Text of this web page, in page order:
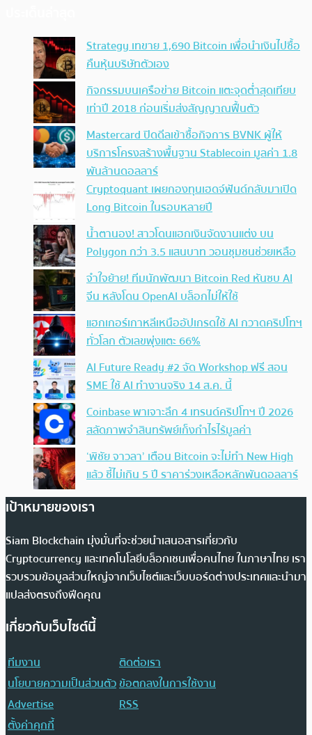
Strategy เทขาย 1,690 Bitcoin เพื่อนำเงินไปซื้อ
คืนหุ้นบริษัทตัวเอง
กิจกรรมบนเครือข่าย Bitcoin แตะจุดต่ำสุดเทียบ
เท่าปี 2018 ก่อนเริ่มส่งสัญญาณฟื้นตัว
Mastercard ปิดดีลเข้าซื้อกิจการ BVNK ผู้ให้
บริการโครงสร้างพื้นฐาน Stablecoin มูลค่า 1.8
พันล้านดอลลาร์
Cryptoquant เผยกองทุนเฮดจ์ฟันด์กลับมาเปิด
Long Bitcoin ในรอบหลายปี
น้ำตานอง! สาวโดนแฮกเงินจัดงานแต่ง บน
Polygon กว่า 3.5 แสนบาท วอนชุมชนช่วยเหลือ
จำใจย้าย! ทีมนักพัฒนา Bitcoin Red หันซบ AI
จีน หลังโดน OpenAI บล็อกไม่ให้ใช้
แฮกเกอร์เกาหลีเหนืออัปเกรดใช้ AI กวาดคริปโทฯ
ทั่วโลก ตัวเลขพุ่งแตะ 66%
AI Future Ready #2 จัด Workshop ฟรี สอน
SME ใช้ AI ทำงานจริง 14 ส.ค. นี้
Coinbase พาเจาะลึก 4 เทรนด์คริปโทฯ ปี 2026
สลัดภาพจำสินทรัพย์เก็งกำไรไร้มูลค่า
‘พิชัย จาวลา’ เตือน Bitcoin จะไม่ทำ New High
แล้ว ชี้ไม่เกิน 5 ปี ราคาร่วงเหลือหลักพันดอลลาร์
เป้าหมายของเรา
Siam Blockchain มุ่งมั่นที่จะช่วยนำเสนอสารเกี่ยวกับ
Cryptocurrency และเทคโนโลยีบล็อกเชนเพื่อคนไทย ในภาษาไทย เรา
รวบรวมข้อมูลส่วนใหญ่จากเว็บไซต์และเว็บบอร์ดต่างประเทศและนำมา
แปลส่งตรงถึงฟีดคุณ
เกี่ยวกับเว็บไซต์นี้
ทีมงาน
ติดต่อเรา
นโยบายความเป็นส่วนตัวข้อตกลงในการใช้งาน
Advertise
RSS
ตั้งค่าคุกกี้